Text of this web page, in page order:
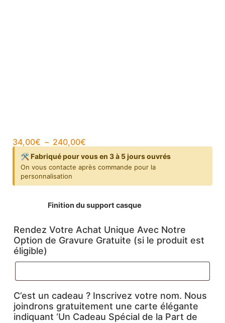
34,00€ – 240,00€
🛠️ Fabriqué pour vous en 3 à 5 jours ouvrés
On vous contacte après commande pour la
personnalisation
Finition du support casque
Rendez Votre Achat Unique Avec Notre
Option de Gravure Gratuite (si le produit est
éligible)
C’est un cadeau ? Inscrivez votre nom. Nous
joindrons gratuitement une carte élégante
indiquant ‘Un Cadeau Spécial de la Part de